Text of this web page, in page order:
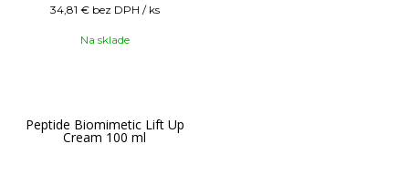
34,81 € bez DPH / ks
Na sklade
Peptide Biomimetic Lift Up
Cream 100 ml